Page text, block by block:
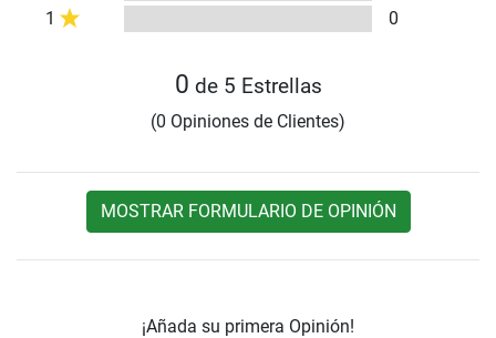
1
0
0 de 5 Estrellas
(0 Opiniones de Clientes)
MOSTRAR FORMULARIO DE OPINIÓN
¡Añada su primera Opinión!